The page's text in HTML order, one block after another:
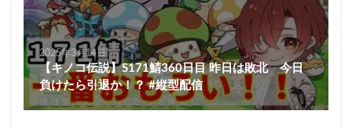
2025年3月14日
【キノコ伝説】S171鯖360日目 昨日は敗北 今日
負けたら引退か！？ #縦型配信